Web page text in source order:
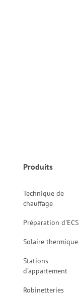
Produits
Technique de
chauffage
Préparation d'ECS
Solaire thermique
Stations
d'appartement
Robinetteries